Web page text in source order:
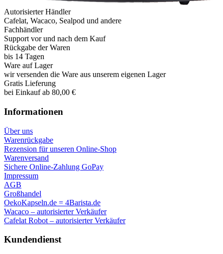
Autorisierter Händler
Cafelat, Wacaco, Sealpod und andere
Fachhändler
Support vor und nach dem Kauf
Rückgabe der Waren
bis 14 Tagen
Ware auf Lager
wir versenden die Ware aus unserem eigenen Lager
Gratis Lieferung
bei Einkauf ab 80,00 €
Informationen
Über uns
Warenrückgabe
Rezension für unseren Online-Shop
Warenversand
Sichere Online-Zahlung GoPay
Impressum
AGB
Großhandel
OekoKapseln.de = 4Barista.de
Wacaco – autorisierter Verkäufer
Cafelat Robot – autorisierter Verkäufer
Kundendienst